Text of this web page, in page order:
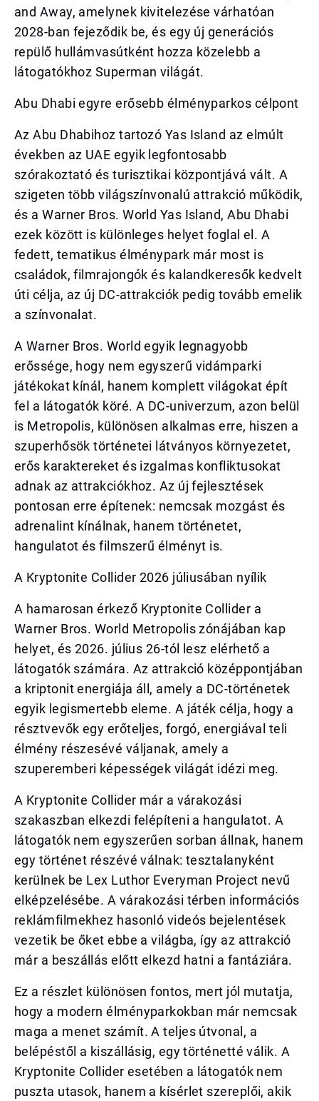
and Away, amelynek kivitelezése várhatóan
2028-ban fejeződik be, és egy új generációs
repülő hullámvasútként hozza közelebb a
látogatókhoz Superman világát.
Abu Dhabi egyre erősebb élményparkos célpont
Az Abu Dhabihoz tartozó Yas Island az elmúlt
években az UAE egyik legfontosabb
szórakoztató és turisztikai központjává vált. A
szigeten több világszínvonalú attrakció működik,
és a Warner Bros. World Yas Island, Abu Dhabi
ezek között is különleges helyet foglal el. A
fedett, tematikus élménypark már most is
családok, filmrajongók és kalandkeresők kedvelt
úti célja, az új DC-attrakciók pedig tovább emelik
a színvonalat.
A Warner Bros. World egyik legnagyobb
erőssége, hogy nem egyszerű vidámparki
játékokat kínál, hanem komplett világokat épít
fel a látogatók köré. A DC-univerzum, azon belül
is Metropolis, különösen alkalmas erre, hiszen a
szuperhősök történetei látványos környezetet,
erős karaktereket és izgalmas konfliktusokat
adnak az attrakciókhoz. Az új fejlesztések
pontosan erre építenek: nemcsak mozgást és
adrenalint kínálnak, hanem történetet,
hangulatot és filmszerű élményt is.
A Kryptonite Collider 2026 júliusában nyílik
A hamarosan érkező Kryptonite Collider a
Warner Bros. World Metropolis zónájában kap
helyet, és 2026. július 26-tól lesz elérhető a
látogatók számára. Az attrakció középpontjában
a kriptonit energiája áll, amely a DC-történetek
egyik legismertebb eleme. A játék célja, hogy a
résztvevők egy erőteljes, forgó, energiával teli
élmény részesévé váljanak, amely a
szuperemberi képességek világát idézi meg.
A Kryptonite Collider már a várakozási
szakaszban elkezdi felépíteni a hangulatot. A
látogatók nem egyszerűen sorban állnak, hanem
egy történet részévé válnak: tesztalanyként
kerülnek be Lex Luthor Everyman Project nevű
elképzelésébe. A várakozási térben információs
reklámfilmekhez hasonló videós bejelentések
vezetik be őket ebbe a világba, így az attrakció
már a beszállás előtt elkezd hatni a fantáziára.
Ez a részlet különösen fontos, mert jól mutatja,
hogy a modern élményparkokban már nemcsak
maga a menet számít. A teljes útvonal, a
belépéstől a kiszállásig, egy történetté válik. A
Kryptonite Collider esetében a látogatók nem
puszta utasok, hanem a kísérlet szereplői, akik